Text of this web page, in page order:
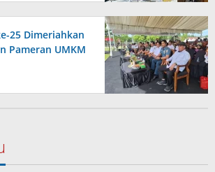
25 Dimeriahkan
Pameran UMKM